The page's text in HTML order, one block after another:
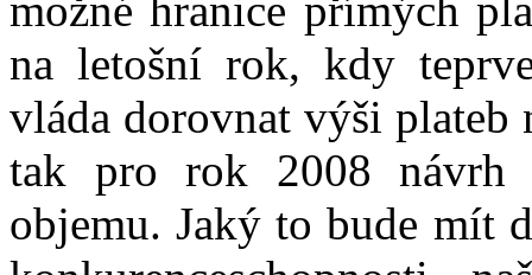
na letošní rok, kdy
vláda dorovnat výši
tak pro rok 2008 návrh
objemu. Jaký to bude mít